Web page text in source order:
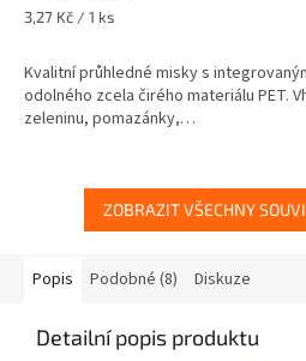
Měrná
3,27 Kč / 1 ks
Kvalitní průhledné misky s
odolného zcela čirého materiálu PET.
zeleninu, pomazánky,…
ZOBRAZIT VŠECHNY
Popis Podobné (8) Diskuze
Detailní popis produktu